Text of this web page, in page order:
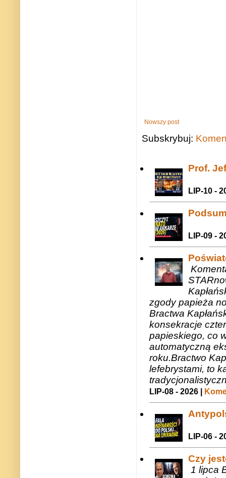
Nowszy post
Subskrybuj:
Prof.
LIP-10 -
LIP-09 -
zgody papieża
Bractwa
konsekracje
papieskiego, co
automatyczną
roku.Bractwo
lefebrystami, to
LIP-08 - 2026 |
LIP-06 -
Czy
1 lipca